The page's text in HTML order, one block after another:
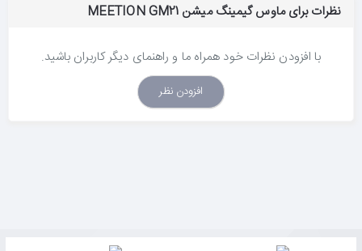
نظرات برای ماوس گیمینگ میشن MEETION GM21
با افزودن نظرات خود همراه ما و راهنمای دیگر کاربران باشید.
افزودن نظر